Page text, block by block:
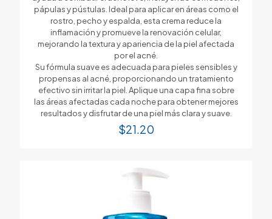
pápulas y pústulas. Ideal para aplicar en áreas como el
rostro, pecho y espalda, esta crema reduce la
inflamación y promueve la renovación celular,
mejorando la textura y apariencia de la piel afectada
por el acné.
Su fórmula suave es adecuada para pieles sensibles y
propensas al acné, proporcionando un tratamiento
efectivo sin irritar la piel. Aplique una capa fina sobre
las áreas afectadas cada noche para obtener mejores
resultados y disfrutar de una piel más clara y suave.
$21.20